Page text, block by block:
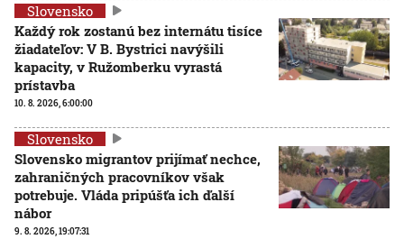
Slovensko
Každý rok zostanú bez internátu tisíce
žiadateľov: V B. Bystrici navýšili
kapacity, v Ružomberku vyrastá
prístavba
10. 8. 2026, 6:00:00
Slovensko
Slovensko migrantov prijímať nechce,
zahraničných pracovníkov však
potrebuje. Vláda pripúšťa ich ďalší
nábor
9. 8. 2026, 19:07:31